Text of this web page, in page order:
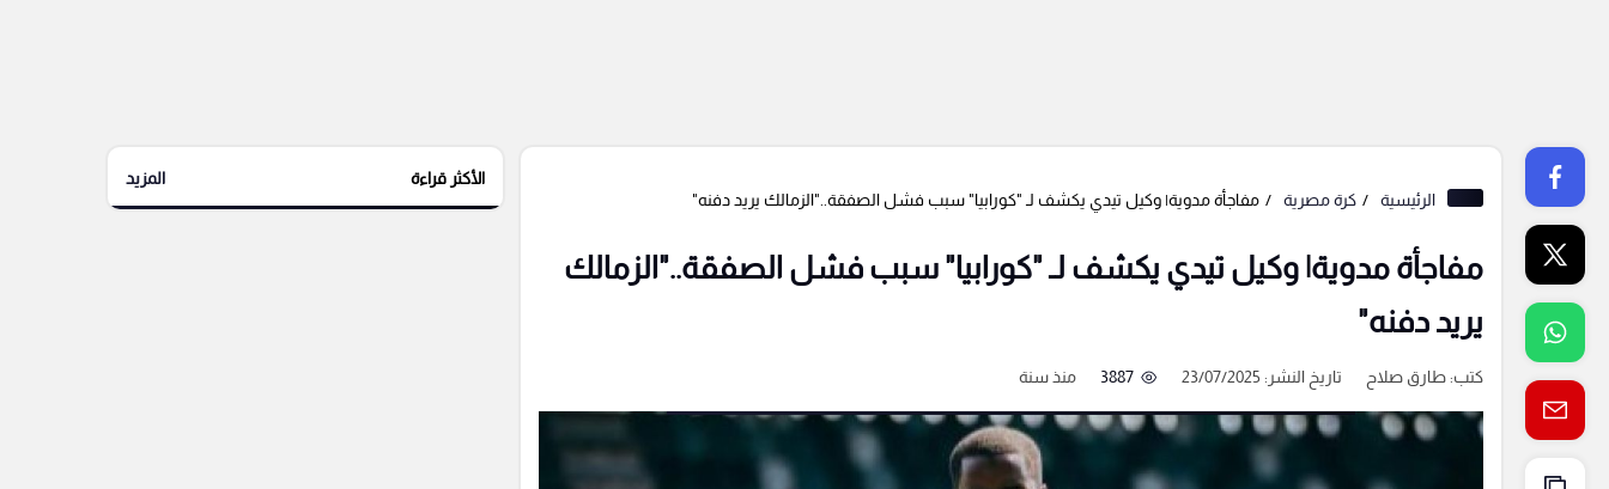
الرئيسية كرة مصرية مفاجأة مدوية| وكيل تيدي يكشف لـ "كورابيا" سبب فشل الصفقة.."الزمالك يريد دفنه"
مفاجأة مدوية| وكيل تيدي يكشف لـ "كورابيا" سبب فشل الصفقة.."الزمالك
يريد دفنه"
كتب:طارق صلاح تاريخ النشر: 23/07/2025 3887 منذ سنة
الأكثر قراءة المزيد